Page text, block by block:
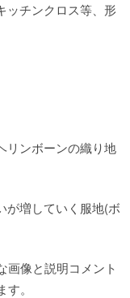
ッチンクロス等、形
リンボーンの織り地
が増していく服地(ボ
画像と説明コメント
。